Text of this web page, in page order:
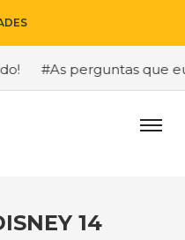
#As perguntas que eu
14